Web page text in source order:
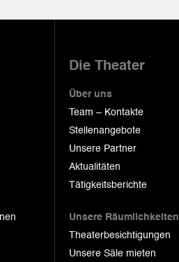
Die Theater
Über uns
Team – Kontakte
Stellenangebote
Unsere Partner
Aktualitäten
Tätigkeitsberichte
Unsere Räumlichkeiten
Theaterbesichtigungen
Unsere Säle mieten